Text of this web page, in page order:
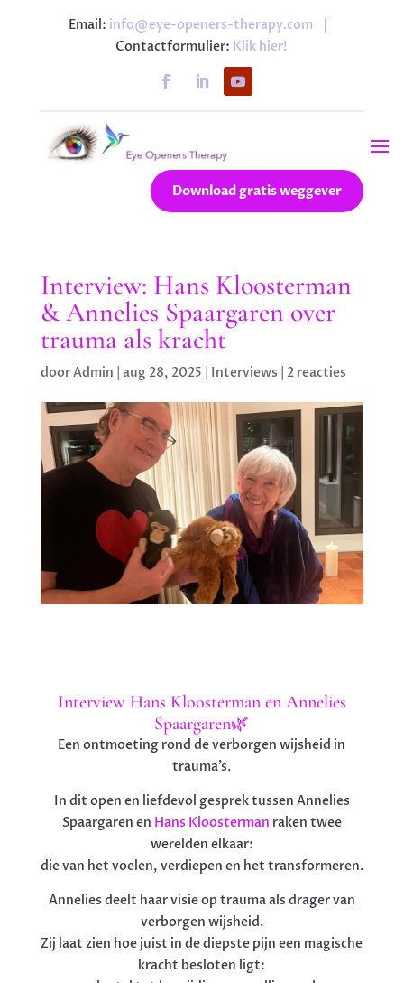
Email: info@eye-openers-therapy.com
Contactformulier: Klik hier!
Download gratis weggever
Interview: Hans Kloosterman
& Annelies Spaargaren over
trauma als kracht
doorAdmin aug 28, 2025 Interviews 2 reacties
Interview Hans Kloosterman en Annelies
Spaargaren🌿
Een ontmoeting rond de verborgen wijsheid in
trauma’s.
In dit open en liefdevol gesprek tussen Annelies
Spaargaren en Hans Kloosterman raken twee
werelden elkaar:
die van het voelen, verdiepen en het transformeren.
Annelies deelt haar visie op trauma als drager van
verborgen wijsheid.
Zij laat zien hoe juist in de diepste pijn een magische
kracht besloten ligt: